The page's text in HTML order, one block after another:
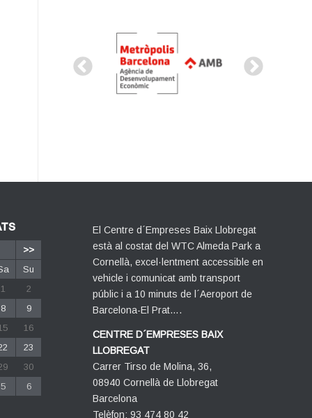
>>
Su
1
2
8
9
16
23
30
5
6
El Centre d´Empreses Baix Llobregat
està al costat del WTC Almeda Park a
Cornellà, excel·lentment accessible en
vehicle i comunicat amb transport
públic i a 10 minuts de l´Aeroport de
Barcelona-El Prat….
CENTRE D´EMPRESES BAIX
LLOBREGAT
Carrer Tirso de Molina, 36,
08940 Cornellà de Llobregat
Barcelona
Telèfon: 93 474 80 42